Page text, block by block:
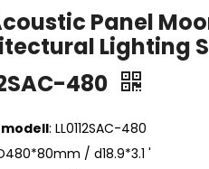
Panel
Lighting
480
: LL0112SAC-480
/ d18.9*3.1 '